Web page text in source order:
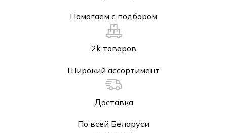
Помогаем с подбором
2k товаров
Широкий ассортимент
Доставка
По всей Беларуси